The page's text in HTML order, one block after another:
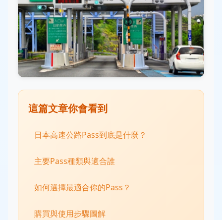
這篇文章你會看到
日本高速公路Pass到底是什麼？
主要Pass種類與適合誰
如何選擇最適合你的Pass？
購買與使用步驟圖解